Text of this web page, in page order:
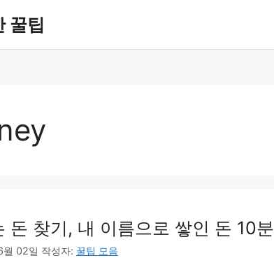
꿀팁
돈 찾기, 내 이름으로 쌓인 돈 10
02일 작성자: 꿀팁 모음